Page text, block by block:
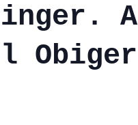
A
Obiger